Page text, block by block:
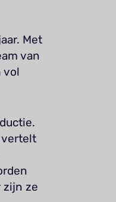
Met
van
vol
vertelt
zijn ze